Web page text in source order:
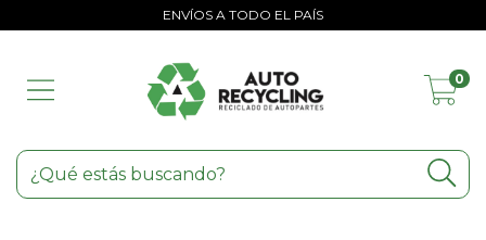
ENVÍOS A TODO EL PAÍS
0